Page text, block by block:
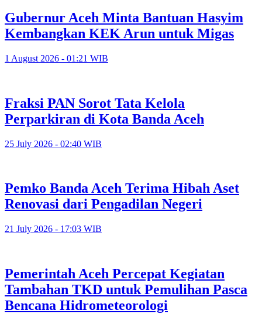
Gubernur Aceh Minta Bantuan Hasyim
Kembangkan KEK Arun untuk Migas
1 August 2026 - 01:21 WIB
Fraksi PAN Sorot Tata Kelola
Perparkiran di Kota Banda Aceh
25 July 2026 - 02:40 WIB
Pemko Banda Aceh Terima Hibah Aset
Renovasi dari Pengadilan Negeri
21 July 2026 - 17:03 WIB
Pemerintah Aceh Percepat Kegiatan
Tambahan TKD untuk Pemulihan Pasca
Bencana Hidrometeorologi